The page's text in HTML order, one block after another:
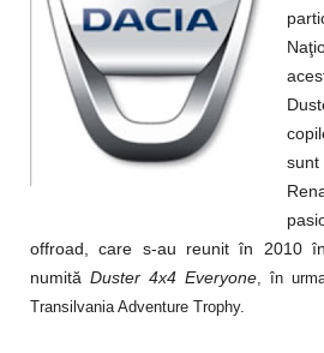
offroad, care s-au reunit în 2010
numită Duster 4x4 Everyone, în
Transilvania Adventure Trophy.